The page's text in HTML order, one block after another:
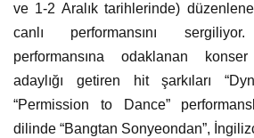
ve 1-2 Aralık tarihlerinde)
canlı performansını
performansına odaklanan
adaylığı getiren hit şarkıları
“Permission to Dance”
dilinde “Bangtan Sonyeondan”,